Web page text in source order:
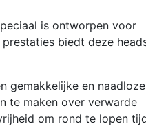
is ontworpen voor
biedt deze
gemakkelijke en naadloze
te maken over verwarde
om rond te lopen